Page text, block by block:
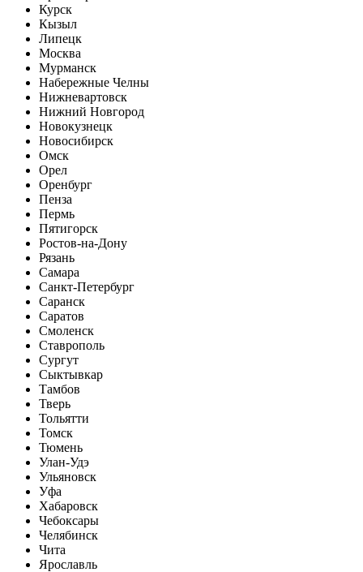
Курск
Кызыл
Липецк
Москва
Мурманск
Набережные Челны
Нижневартовск
Нижний Новгород
Новокузнецк
Новосибирск
Омск
Орел
Оренбург
Пенза
Пермь
Пятигорск
Ростов-на-Дону
Рязань
Самара
Санкт-Петербург
Саранск
Саратов
Смоленск
Ставрополь
Сургут
Сыктывкар
Тамбов
Тверь
Тольятти
Томск
Тюмень
Улан-Удэ
Ульяновск
Уфа
Хабаровск
Чебоксары
Челябинск
Чита
Ярославль